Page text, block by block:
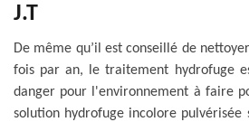
J.T
De même qu’il est conseillé de
fois par an, le traitement hydrofuge
danger pour l'environnement à faire
solution hydrofuge incolore